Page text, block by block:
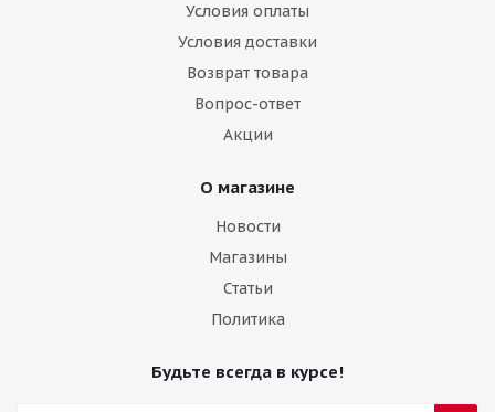
Условия оплаты
Условия доставки
Возврат товара
Вопрос-ответ
Акции
О магазине
Новости
Магазины
Статьи
Политика
Будьте всегда в курсе!